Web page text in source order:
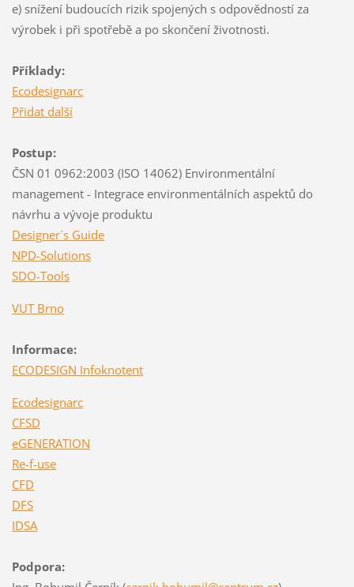
e) snížení budoucích rizik spojených s odpovědností za
výrobek i při spotřebě a po skončení životnosti.
Příklady:
Ecodesignarc
Přidat další
Postup:
ČSN 01 0962:2003 (ISO 14062) Environmentální
management - Integrace environmentálních aspektů do
návrhu a vývoje produktu
Designer´s Guide
NPD-Solutions
SDO-Tools
VUT Brno
Informace:
ECODESIGN Infoknotent
Ecodesignarc
CFSD
eGENERATION
Re-f-use
CFD
DFS
IDSA
Podpora: